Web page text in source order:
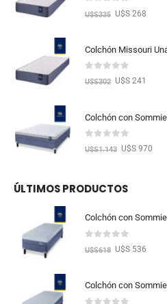
out of 5
U$S335 U$S 268
Colchón Missouri
out of 5
U$S302 U$S 241
Colchón con
out of 5
U$S1.143 U$S 970
ÚLTIMOS PRODUCTOS
out of 5
U$S618 U$S 536